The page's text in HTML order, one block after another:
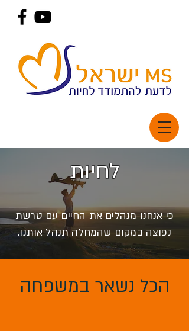
לחיות
כי אנחנו מנהלים את החיים עם טרשת
נפוצה במקום שהמחלה תנהל אותנו.
הכל נשאר במשפחה